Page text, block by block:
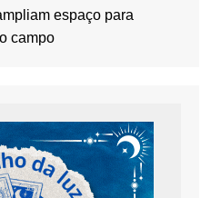
espaço para
campo